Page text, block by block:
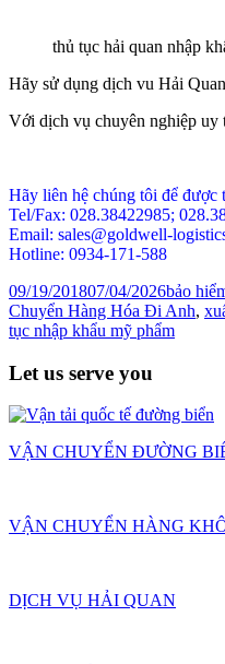
thủ tục hải quan nhập
Hãy sử dụng dịch vu Hải
Với dịch vụ chuyên nghiệp uy
Hãy liên hệ chúng tôi để được
Tel/Fax: 028.38422985;
Email: sales@goldwell-
Hotline: 0934-171-588
Posted
on
09/19/201807/04/2026bảo
Chuyển Hàng Hóa Đi Anh,
tục nhập khẩu mỹ phẩm
Let us serve you
VẬN CHUYỂN ĐƯỜNG
VẬN CHUYỂN HÀNG
DỊCH VỤ HẢI QUAN